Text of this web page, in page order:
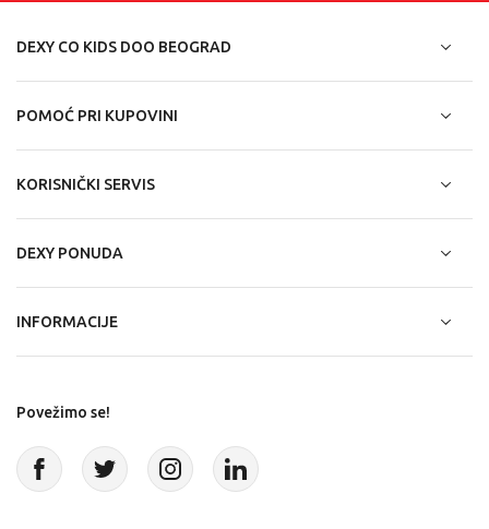
DEXY CO KIDS DOO BEOGRAD
POMOĆ PRI KUPOVINI
KORISNIČKI SERVIS
DEXY PONUDA
INFORMACIJE
Povežimo se!